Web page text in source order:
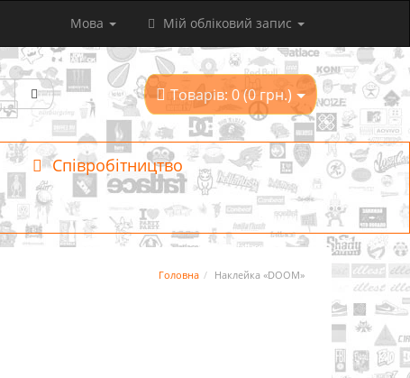
Мова Мій обліковий запис
Товарів: 0 (0 грн.)
Співробітництво
Головна Наклейка «DOOM»